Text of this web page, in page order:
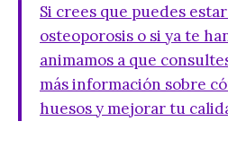
Si crees que puedes
osteoporosis o si ya te
animamos a que
más información sobre
huesos y mejorar tu